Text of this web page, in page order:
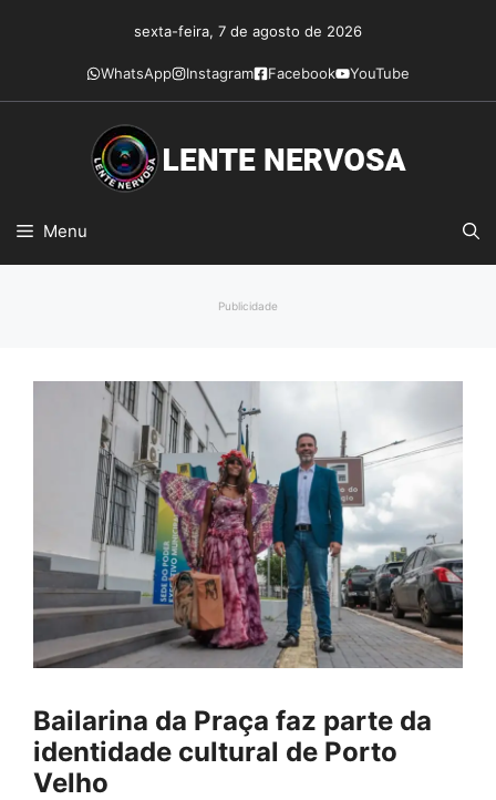
conteúdo
sexta-feira, 7 de agosto de 2026
WhatsApp Instagram Facebook YouTube
Menu
Publicidade
Bailarina da Praça faz parte da
identidade cultural de Porto
Velho